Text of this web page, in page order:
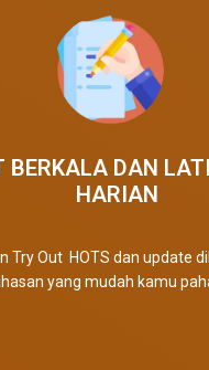
BERKALA DAN
HARIAN
Try Out HOTS dan update
yang mudah kamu